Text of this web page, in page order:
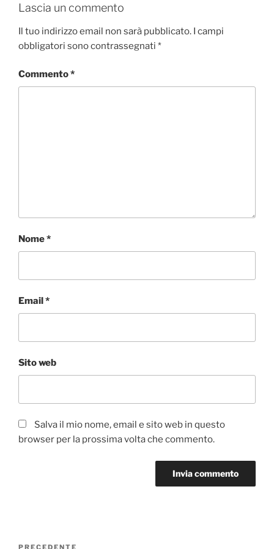
b
o
o
t
e
r
e
d
I
s
A
p
i
v
i
Lascia un commento
Il tuo indirizzo email non sarà pubblicato. I campi
obbligatori sono contrassegnati *
Commento*
Nome*
Email *
Sito web
Salva il mio nome, email e sito web in questo
browser per la prossima volta che commento.
Navigazione
PRECEDENTE